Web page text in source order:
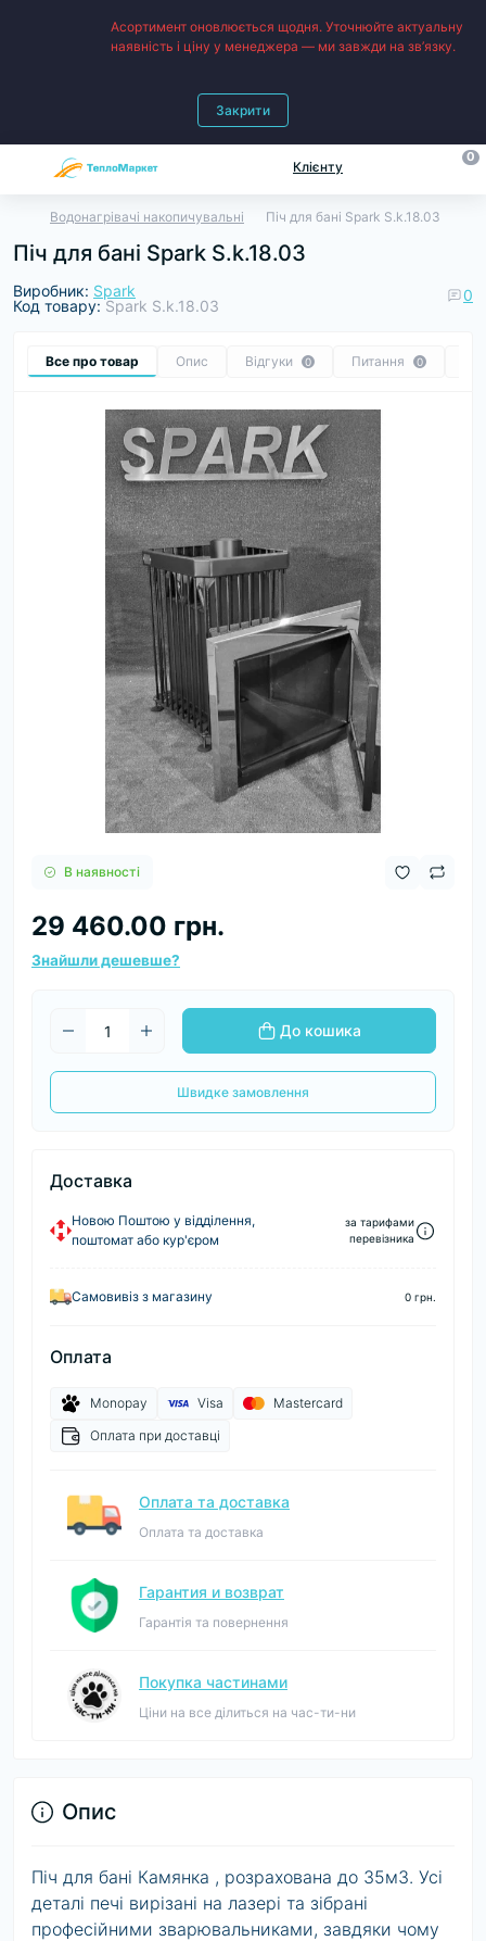
Асортимент оновлюється щодня. Уточнюйте актуальну
наявність і ціну у менеджера — ми завжди на зв’язку.
Закрити
Клієнту
0
Водонагрівачі накопичувальні Піч для бані Spark S.k.18.03
Піч для бані Spark S.k.18.03
Виробник: Spark
Код товару:Spark S.k.18.03
0
Все про товар Опис Відгуки 0 Питання 0
В наявності
29 460.00 грн.
Знайшли дешевше?
До кошика
Швидке замовлення
Доставка
Новою Поштою у відділення,
поштомат або кур'єром
за тарифами
перевізника
Самовивіз з магазину 0 грн.
Оплата
Monopay Visa
Mastercard
Оплата при доставці
Оплата та доставка
Оплата та доставка
Гарантия и возврат
Гарантія та повернення
Покупка частинами
Ціни на все ділиться на час-ти-ни
Опис
Піч для бані Камянка , розрахована до 35м3. Усі
деталі печі вирізані на лазері та зібрані
професійними зварювальниками, завдяки чому